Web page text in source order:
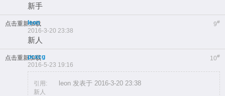
新手
点击重新加载 9#
leon
2016-3-20 23:38
新人
点击重新加载 10#
pcxcg
2016-5-23 19:16
引用: leon 发表于 2016-3-20 23:38
新人